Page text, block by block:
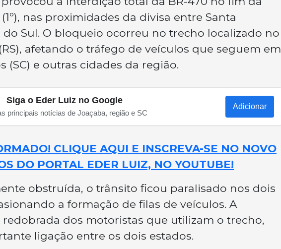
nas proximidades da divisa entre Santa
do Sul. O bloqueio ocorreu no trecho localizado no
afetando o tráfego de veículos que seguem em
(SC) e outras cidades da região.
Siga o Eder Luiz no Google
principais notícias de Joaçaba, região e SC
Adicionar
CLIQUE AQUI E INSCREVA-SE NO NOVO
DO PORTAL EDER LUIZ, NO YOUTUBE!
obstruída, o trânsito ficou paralisado nos dois
a formação de filas de veículos. A
dos motoristas que utilizam o trecho,
ligação entre os dois estados.